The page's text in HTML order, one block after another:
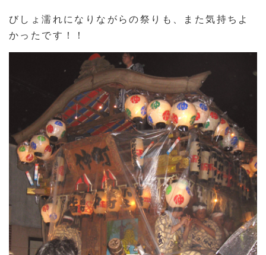
びしょ濡れになりながらの祭りも、また気持ちよ
かったです！！